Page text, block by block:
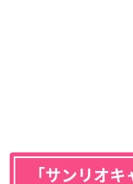
「サンリオ